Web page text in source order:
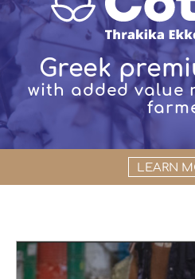
Greek
with added value
LEARN